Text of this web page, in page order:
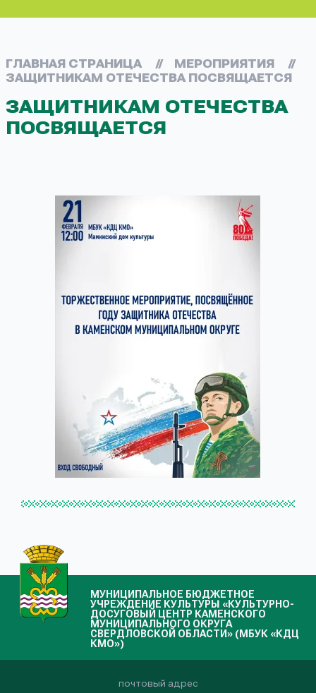
ГЛАВНАЯ СТРАНИЦА // МЕРОПРИЯТИЯ
//
ЗАЩИТНИКАМ ОТЕЧЕСТВА ПОСВЯЩАЕТСЯ
ЗАЩИТНИКАМ ОТЕЧЕСТВА
ПОСВЯЩАЕТСЯ
МУНИЦИПАЛЬНОЕ БЮДЖЕТНОЕ
УЧРЕЖДЕНИЕ КУЛЬТУРЫ «КУЛЬТУРНО-
ДОСУГОВЫЙ ЦЕНТР КАМЕНСКОГО
МУНИЦИПАЛЬНОГО ОКРУГА
СВЕРДЛОВСКОЙ ОБЛАСТИ» (МБУК «КДЦ
КМО»)
почтовый адрес